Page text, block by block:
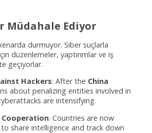
Müdahale Ediyor
durmuyor. Siber suçlarla
düzenlemeler, yaptırımlar ve iş
geçiyorlar.
Hackers: After the China
about penalizing entities involved in
are intensifying.
Cooperation: Countries are now
share intelligence and track down